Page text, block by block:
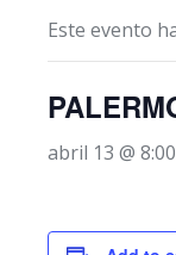
Este evento
abril 13 @